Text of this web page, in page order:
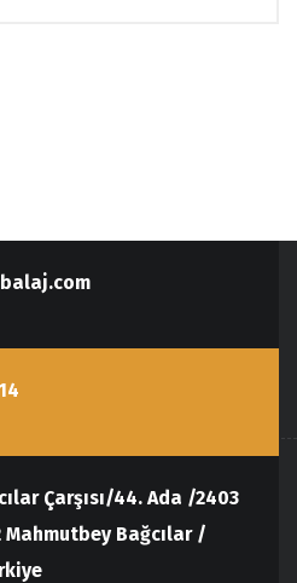
Çarşısı/44. Ada /2403
Bağcılar /